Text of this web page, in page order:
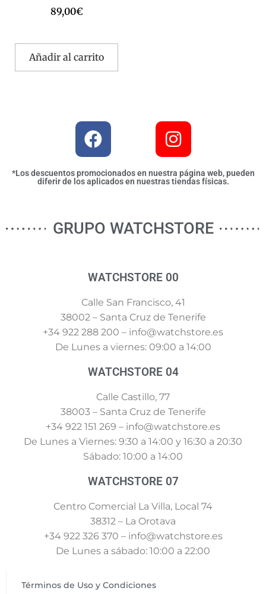
89,00€
Añadir al carrito
*Los descuentos promocionados en nuestra página web, pueden
diferir de los aplicados en nuestras tiendas físicas.
GRUPO WATCHSTORE
WATCHSTORE 00
Calle San Francisco, 41
38002 – Santa Cruz de Tenerife
+34 922 288 200 – info@watchstore.es
De Lunes a viernes: 09:00 a 14:00
WATCHSTORE 04
Calle Castillo, 77
38003 – Santa Cruz de Tenerife
+34 922 151 269 – info@watchstore.es
De Lunes a Viernes: 9:30 a 14:00 y 16:30 a 20:30
Sábado: 10:00 a 14:00
WATCHSTORE 07
Centro Comercial La Villa, Local 74
38312 – La Orotava
+34 922 326 370 – info@watchstore.es
De Lunes a sábado: 10:00 a 22:00
Términos de Uso y Condiciones